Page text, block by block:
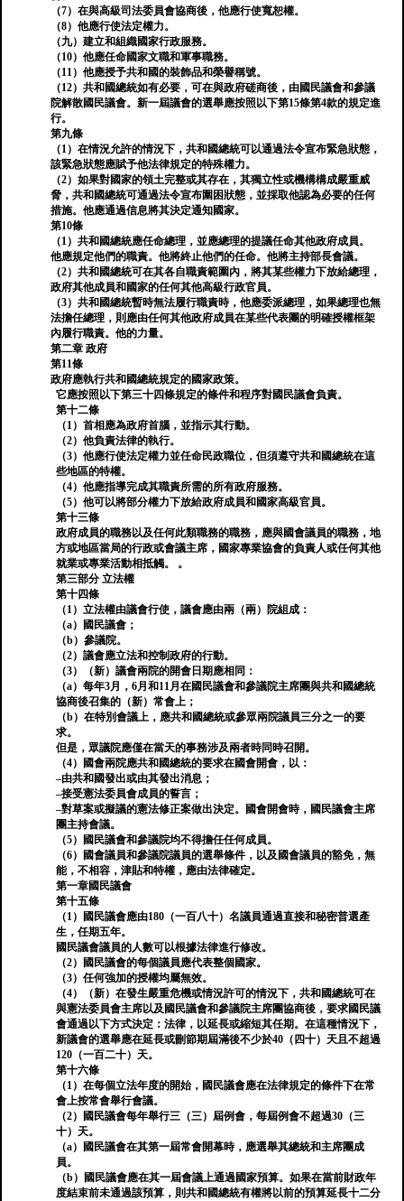
（7）在與高級司法委員會協商後，他應行使寬恕權。
（8）他應行使法定權力。
（九）建立和組織國家行政服務。
（10）他應任命國家文職和軍事職務。
（11）他應授予共和國的裝飾品和榮譽稱號。
（12）共和國總統如有必要，可在與政府磋商後，由國民議會和參議
院解散國民議會。新一屆議會的選舉應按照以下第15條第4款的規定進
行。
第九條
（1）在情況允許的情況下，共和國總統可以通過法令宣布緊急狀態，
該緊急狀態應賦予他法律規定的特殊權力。
（2）如果對國家的領土完整或其存在，其獨立性或機構構成嚴重威
脅，共和國總統可通過法令宣布圍困狀態，並採取他認為必要的任何
措施。他應通過信息將其決定通知國家。
第10條
（1）共和國總統應任命總理，並應總理的提議任命其他政府成員。
他應規定他們的職責。他將終止他們的任命。他將主持部長會議。
（2）共和國總統可在其各自職責範圍內，將其某些權力下放給總理，
政府其他成員和國家的任何其他高級行政官員。
（3）共和國總統暫時無法履行職責時，他應委派總理，如果總理也無
法擔任總理，則應由任何其他政府成員在某些代表團的明確授權框架
內履行職責。他的力量。
第二章 政府
第11條
政府應執行共和國總統規定的國家政策。
它應按照以下第三十四條規定的條件和程序對國民議會負責。
第十二條
（1）首相應為政府首腦，並指示其行動。
（2）他負責法律的執行。
（3）他應行使法定權力並任命民政職位，但須遵守共和國總統在這
些地區的特權。
（4）他應指導完成其職責所需的所有政府服務。
（5）他可以將部分權力下放給政府成員和國家高級官員。
第十三條
政府成員的職務以及任何此類職務的職務，應與國會議員的職務，地
方或地區當局的行政或會議主席，國家專業協會的負責人或任何其他
就業或專業活動相抵觸。 。
第三部分 立法權
第十四條
（1）立法權由議會行使，議會應由兩（兩）院組成：
（a）國民議會；
（b）參議院。
（2）議會應立法和控制政府的行動。
（3）（新）議會兩院的開會日期應相同：
（a）每年3月，6月和11月在國民議會和參議院主席團與共和國總統
協商後召集的（新）常會上；
（b）在特別會議上，應共和國總統或參眾兩院議員三分之一的要
求。
但是，眾議院應僅在當天的事務涉及兩者時同時召開。
（4）國會兩院應共和國總統的要求在國會開會，以：
–由共和國發出或由其發出消息；
–接受憲法委員會成員的誓言；
–對草案或擬議的憲法修正案做出決定。國會開會時，國民議會主席
團主持會議。
（5）國民議會和參議院均不得擔任任何成員。
（6）國會議員和參議院議員的選舉條件，以及國會議員的豁免，無
能，不相容，津貼和特權，應由法律確定。
第一章國民議會
第十五條
（1）國民議會應由180（一百八十）名議員通過直接和秘密普選產
生，任期五年。
國民議會議員的人數可以根據法律進行修改。
（2）國民議會的每個議員應代表整個國家。
（3）任何強加的授權均屬無效。
（4）（新）在發生嚴重危機或情況許可的情況下，共和國總統可在
與憲法委員會主席以及國民議會和參議院主席團協商後，要求國民議
會通過以下方式決定：法律，以延長或縮短其任期。在這種情況下，
新議會的選舉應在延長或刪節期屆滿後不少於40（四十）天且不超過
120（一百二十）天。
第十六條
（1）在每個立法年度的開始，國民議會應在法律規定的條件下在常
會上按常會舉行會議。
（2）國民議會每年舉行三（三）屆例會，每屆例會不超過30（三
十）天。
（a）國民議會在其第一屆常會開幕時，應選舉其總統和主席團成
員。
（b）國民議會應在其一屆會議上通過國家預算。如果在當前財政年
度結束前未通過該預算，則共和國總統有權將以前的預算延長十二分